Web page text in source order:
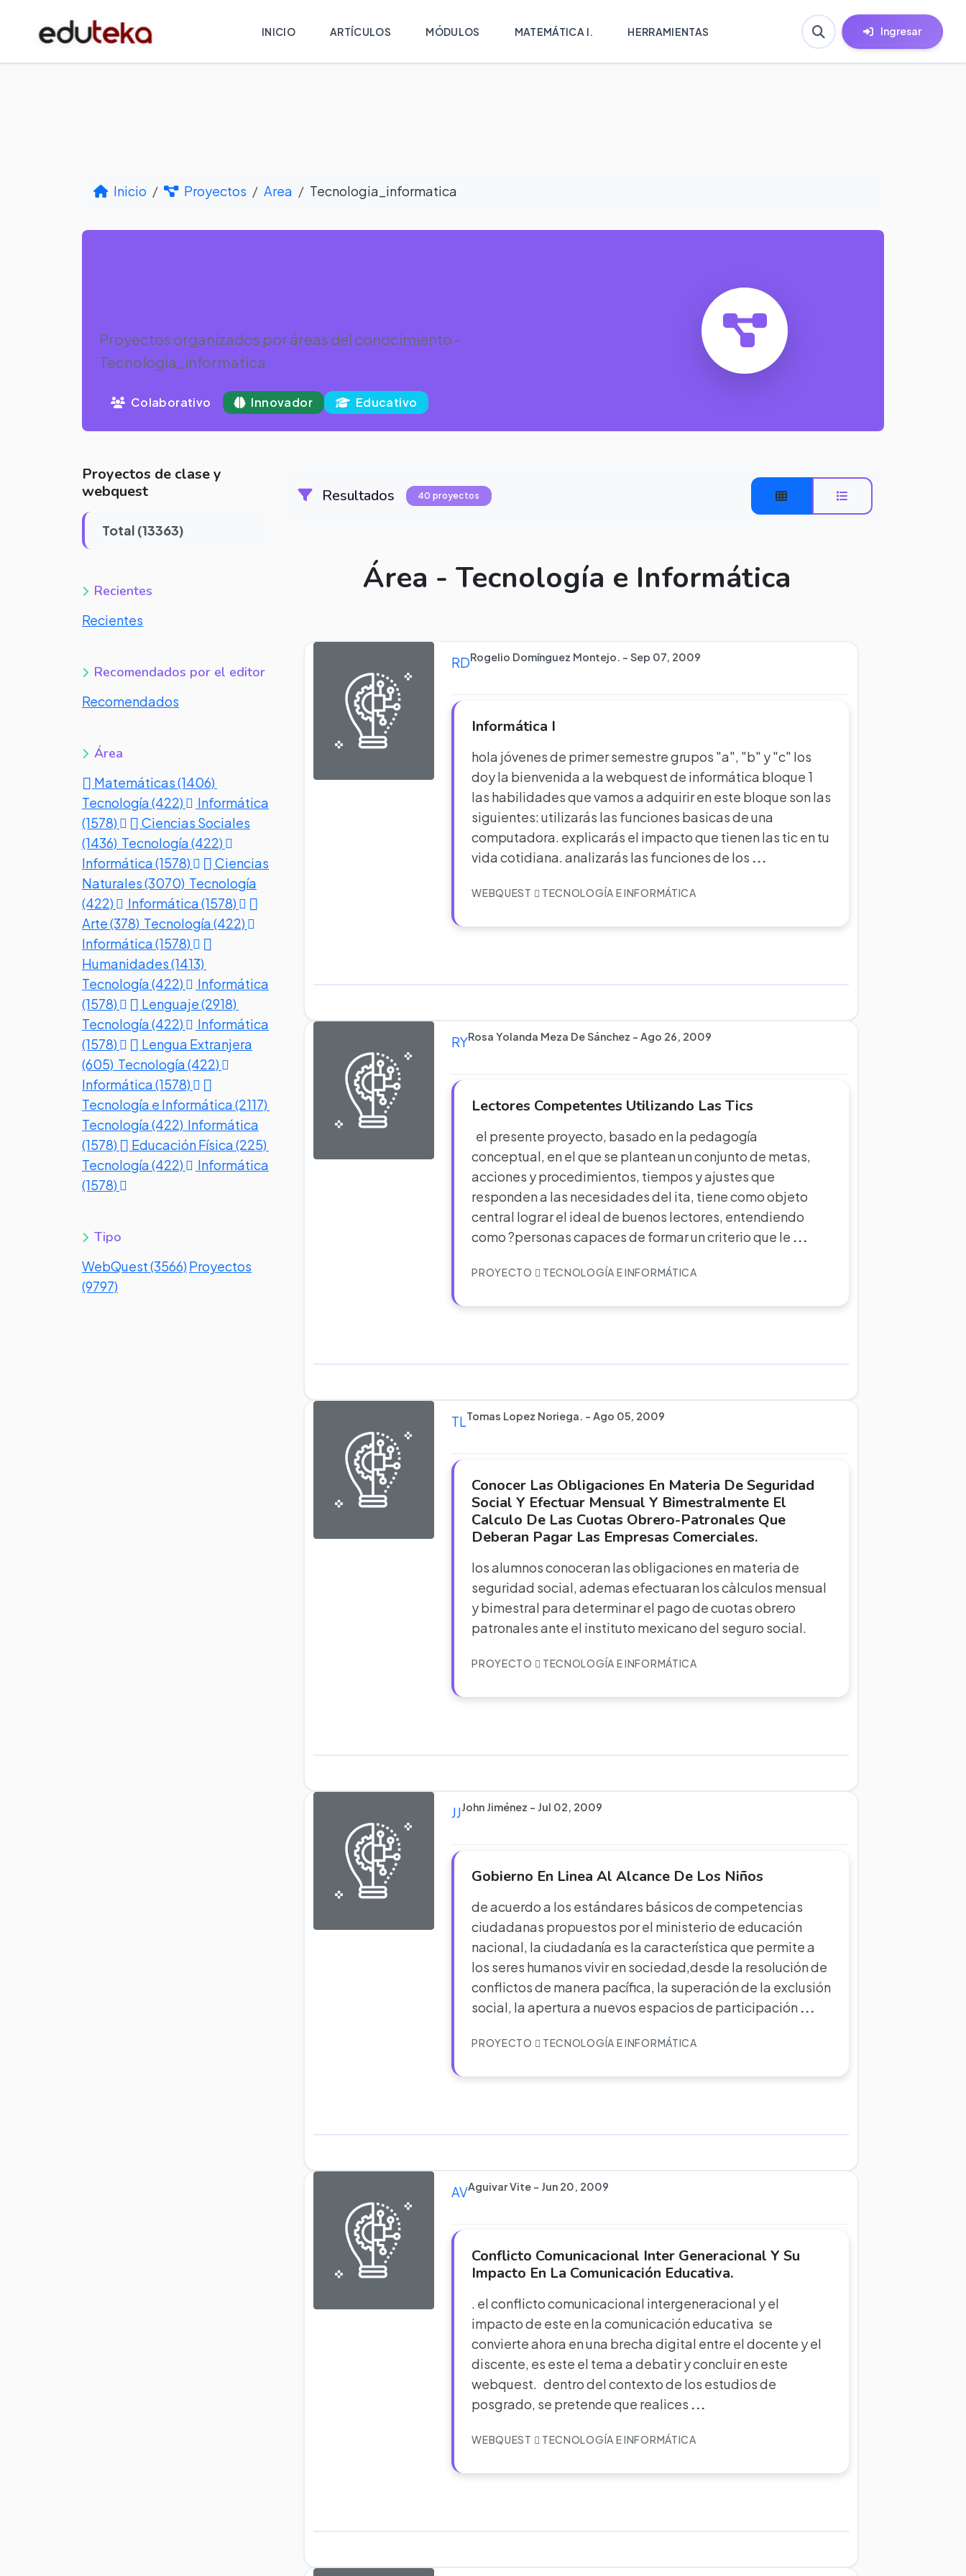
INICIO ARTÍCULOS MÓDULOS MATEMÁTICA I. HERRAMIENTAS Ingresar
Inicio Proyectos Area Tecnologia_informatica
Proyectos organizados por áreas del conocimiento -
Tecnologia_informatica
Colaborativo Innovador Educativo
Proyectos de clase y
webquest
Total (13363)
Recientes
Recientes
Recomendados por el editor
Recomendados
Área
Matemáticas (1406)
Tecnología (422)
Informática
(1578)
Ciencias Sociales
(1436) Tecnología (422)
Informática (1578)
Ciencias
Naturales (3070) Tecnología
(422)
Informática (1578)
Arte (378) Tecnología (422)
Informática (1578)
Humanidades (1413)
Tecnología (422)
Informática
(1578)
Lenguaje (2918)
Tecnología (422)
Informática
(1578)
Lengua Extranjera
(605) Tecnología (422)
Informática (1578)
Tecnología e Informática (2117)
Tecnología (422) Informática
(1578)
Educación Física (225)
Tecnología (422)
Informática
(1578)
Tipo
WebQuest (3566) Proyectos
(9797)
Resultados 40 proyectos
Área - Tecnología e Informática
RDRogelio Domínguez Montejo. - Sep 07, 2009
Informática I
hola jóvenes de primer semestre grupos "a", "b" y "c" los
doy la bienvenida a la webquest de informática bloque 1
las habilidades que vamos a adquirir en este bloque son las
siguientes: utilizarás las funciones basicas de una
computadora. explicarás el impacto que tienen las tic en tu
vida cotidiana. analizarás las funciones de los ...
WEBQUEST TECNOLOGÍA E INFORMÁTICA
RYRosa Yolanda Meza De Sánchez - Ago 26, 2009
Lectores Competentes Utilizando Las Tics
el presente proyecto, basado en la pedagogía
conceptual, en el que se plantean un conjunto de metas,
acciones y procedimientos, tiempos y ajustes que
responden a las necesidades del ita, tiene como objeto
central lograr el ideal de buenos lectores, entendiendo
como ?personas capaces de formar un criterio que le ...
PROYECTO TECNOLOGÍA E INFORMÁTICA
TL Tomas Lopez Noriega. - Ago 05, 2009
Conocer Las Obligaciones En Materia De Seguridad
Social Y Efectuar Mensual Y Bimestralmente El
Calculo De Las Cuotas Obrero-Patronales Que
Deberan Pagar Las Empresas Comerciales.
los alumnos conoceran las obligaciones en materia de
seguridad social, ademas efectuaran los càlculos mensual
y bimestral para determinar el pago de cuotas obrero
patronales ante el instituto mexicano del seguro social.
PROYECTO TECNOLOGÍA E INFORMÁTICA
JJJohn Jiménez - Jul 02, 2009
Gobierno En Linea Al Alcance De Los Niños
de acuerdo a los estándares básicos de competencias
ciudadanas propuestos por el ministerio de educación
nacional, la ciudadanía es la característica que permite a
los seres humanos vivir en sociedad,desde la resolución de
conflictos de manera pacífica, la superación de la exclusión
social, la apertura a nuevos espacios de participación ...
PROYECTO TECNOLOGÍA E INFORMÁTICA
AVAguivar Vite - Jun 20, 2009
Conflicto Comunicacional Inter Generacional Y Su
Impacto En La Comunicación Educativa.
. el conflicto comunicacional intergeneracional y el
impacto de este en la comunicación educativa se
convierte ahora en una brecha digital entre el docente y el
discente, es este el tema a debatir y concluir en este
webquest. dentro del contexto de los estudios de
posgrado, se pretende que realices ...
WEBQUEST TECNOLOGÍA E INFORMÁTICA